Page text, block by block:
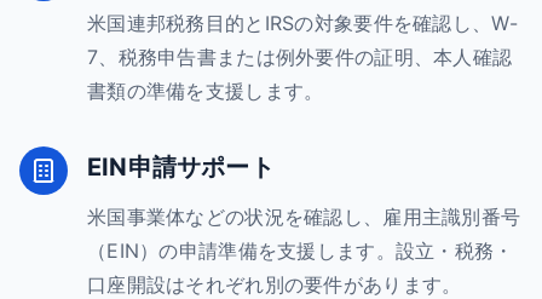
米国連邦税務目的とIRSの対象要件を確認し、W-
7、税務申告書または例外要件の証明、本人確認
書類の準備を支援します。
EIN申請サポート
米国事業体などの状況を確認し、雇用主識別番号
（EIN）の申請準備を支援します。設立・税務・
口座開設はそれぞれ別の要件があります。